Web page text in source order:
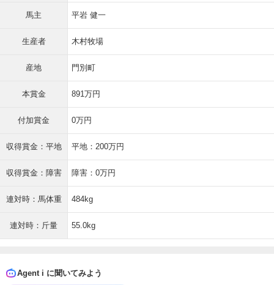
馬主 平岩 健一
生産者 木村牧場
産地 門別町
本賞金 891万円
付加賞金 0万円
収得賞金：平地 平地：200万円
収得賞金：障害 障害：0万円
連対時：馬体重 484kg
連対時：斤量 55.0kg
Agent i に聞いてみよう